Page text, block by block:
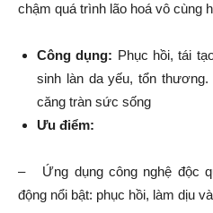
chậm quá trình lão hoá vô cùng
Công dụng: Phục hồi, tái
sinh làn da yếu, tổn
căng tràn sức sống
Ưu điểm:
– Ứng dụng công nghệ độc
động nổi bật: phục hồi, làm dịu